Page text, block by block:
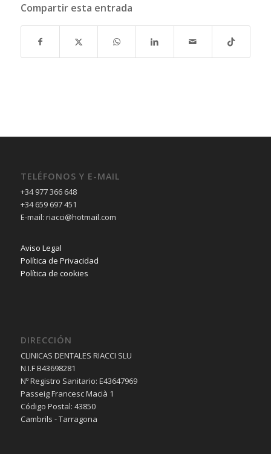
Compartir esta entrada
TELÉFONOS Y E-MAIL
+34 977 366 648
+34 659 697 451
E-mail: riacci@hotmail.com
Aviso Legal
Política de Privacidad
Política de cookies
DIRECCIÓN
CLINICAS DENTALES RIACCI SLU
N.I.F B43698281
Nº Registro Sanitario: E43647969
Passeig Francesc Macià 1
Código Postal: 43850
Cambrils - Tarragona